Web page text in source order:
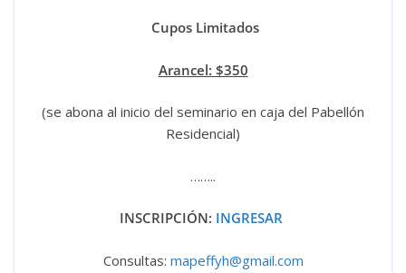
Cupos Limitados
Arancel: $350
(se abona al inicio del seminario en caja del Pabellón
Residencial)
……..
INSCRIPCIÓN: INGRESAR
Consultas: mapeffyh@gmail.com